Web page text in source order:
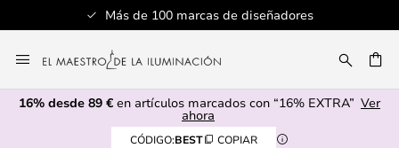
Más de 100 marcas de diseñadores
al
contenido
16% desde 89 € en artículos marcados con “16% EXTRA” Ver
ahora
CÓDIGO:BEST COPIAR